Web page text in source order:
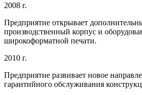
2008 г.
Предприятие открывает
производственный корпус и
широкоформатной печати.
2010 г.
Предприятие развивает новое
гарантийного обслуживания